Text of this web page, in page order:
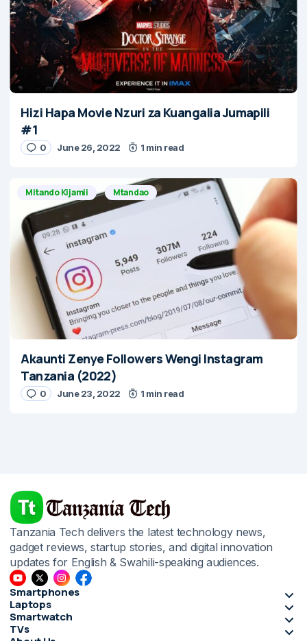
Hizi Hapa Movie Nzuri za Kuangalia Jumapili
#1
0 June 26, 2022 1 min read
Mitando Kijamii Mtandao
Akaunti Zenye Followers Wengi Instagram
Tanzania (2022)
0 June 23, 2022 1 min read
Tanzania Tech delivers the latest technology news,
gadget reviews, startup stories, and digital innovation
updates for English & Swahili-speaking audiences.
Smartphones
Laptops
Smartwatch
TVs